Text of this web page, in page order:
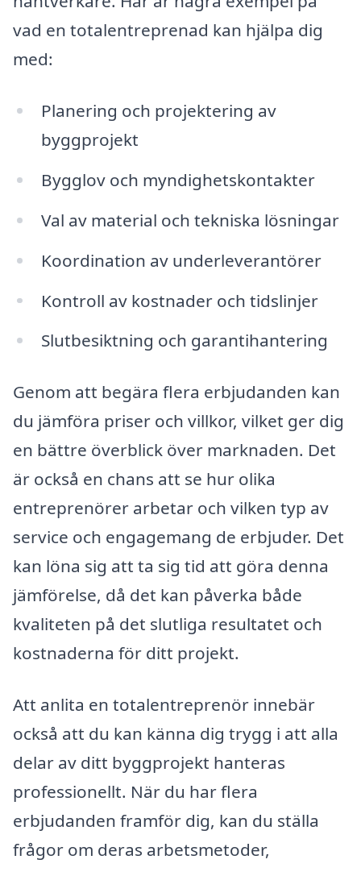
vad en totalentreprenad kan hjälpa dig
med:
Planering och projektering av
byggprojekt
Bygglov och myndighetskontakter
Val av material och tekniska lösningar
Koordination av underleverantörer
Kontroll av kostnader och tidslinjer
Slutbesiktning och garantihantering
Genom att begära flera erbjudanden kan
du jämföra priser och villkor, vilket ger dig
en bättre överblick över marknaden. Det
är också en chans att se hur olika
entreprenörer arbetar och vilken typ av
service och engagemang de erbjuder. Det
kan löna sig att ta sig tid att göra denna
jämförelse, då det kan påverka både
kvaliteten på det slutliga resultatet och
kostnaderna för ditt projekt.
Att anlita en totalentreprenör innebär
också att du kan känna dig trygg i att alla
delar av ditt byggprojekt hanteras
professionellt. När du har flera
erbjudanden framför dig, kan du ställa
frågor om deras arbetsmetoder,